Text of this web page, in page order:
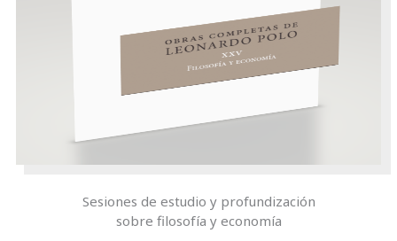
Sesiones de estudio y profundización
sobre filosofía y economía